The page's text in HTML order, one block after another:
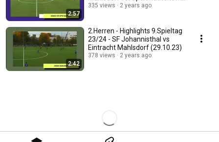
2:57
(21.10.23)
335 views 2 years ago
2:42
2.Herren - Highlights 9.Spieltag
23/24 - SF Johannisthal vs
Eintracht Mahlsdorf (29.10.23)
378 views 2 years ago